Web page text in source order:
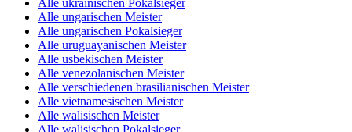
Alle ungarischen Meister
Alle ungarischen Pokalsieger
Alle uruguayanischen Meister
Alle usbekischen Meister
Alle venezolanischen Meister
Alle verschiedenen brasilianischen Meister
Alle vietnamesischen Meister
Alle walisischen Meister
Alle walisischen Pokalsieger